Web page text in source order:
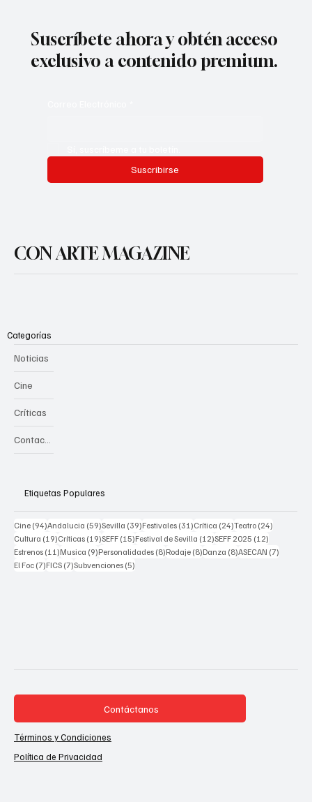
Suscríbete ahora y obtén acceso
exclusivo a contenido premium.
Suscribirse
CON ARTE MAGAZINE
Categorías
Noticias
Cine
Críticas
Etiquetas Populares
Cine (94)94 posts
Andalucia (59)59 posts
Sevilla (39)39 posts
Festivales (31)31 posts
Crítica (24)24 posts
Teatro (24)
Cultura (19)19 posts
Críticas (19)19 posts
SEFF (15)15 posts
Festival de Sevilla (12)12 posts
SEFF 2025 (12)
Estrenos (11)11 posts
Musica (9)9 posts
Personalidades (8)8 posts
Rodaje (8)8 posts
Danza (8)8 posts
ASECAN (7)
El Foc (7)7 posts
FICS (7)7 posts
Subvenciones (5)
Contáctanos
Términos y Condiciones
Política de Privacidad